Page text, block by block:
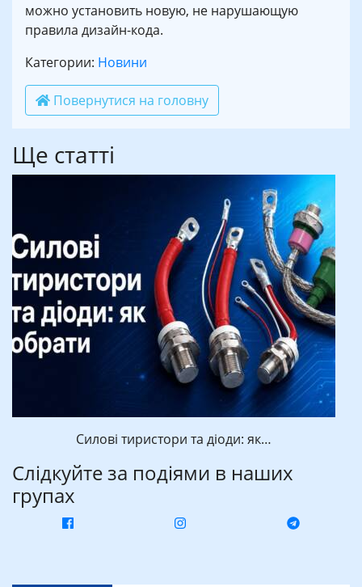
можно установить новую, не нарушающую
правила дизайн-кода.
Категории: Новини
Повернутися на головну
Ще статті
Силові тиристори та діоди: як…
Слідкуйте за подіями в наших
групах